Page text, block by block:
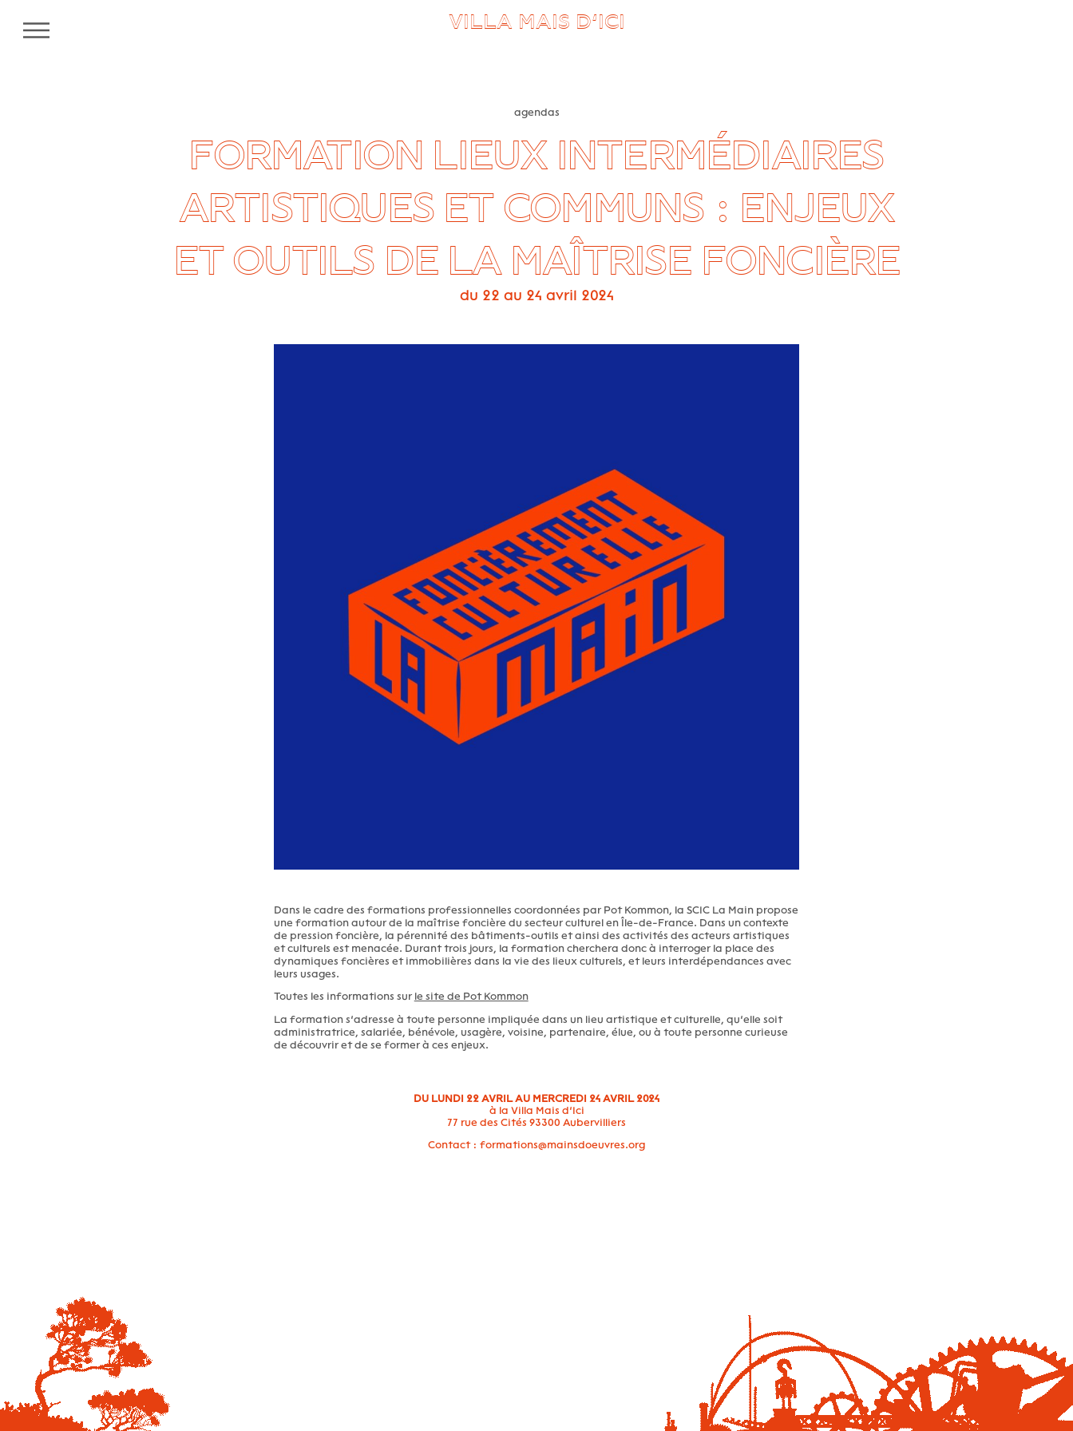
VILLA MAIS D’ICI
agendas
FORMATION LIEUX INTERMÉDIAIRES
ARTISTIQUES ET COMMUNS : ENJEUX
ET OUTILS DE LA MAÎTRISE FONCIÈRE
du 22 au 24 avril 2024
Dans le cadre des formations professionnelles coordonnées par Pot Kommon, la SCIC La Main propose
une formation autour de la maîtrise foncière du secteur culturel en Île-de-France. Dans un contexte
de pression foncière, la pérennité des bâtiments-outils et ainsi des activités des acteurs artistiques
et culturels est menacée. Durant trois jours, la formation cherchera donc à interroger la place des
dynamiques foncières et immobilières dans la vie des lieux culturels, et leurs interdépendances avec
leurs usages.
Toutes les informations sur le site de Pot Kommon
La formation s’adresse à toute personne impliquée dans un lieu artistique et culturelle, qu’elle soit
administratrice, salariée, bénévole, usagère, voisine, partenaire, élue, ou à toute personne curieuse
de découvrir et de se former à ces enjeux.
DU LUNDI 22 AVRIL AU MERCREDI 24 AVRIL 2024
à la Villa Mais d’Ici
77 rue des Cités 93300 Aubervilliers
Contact : formations@mainsdoeuvres.org